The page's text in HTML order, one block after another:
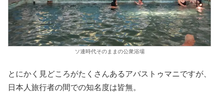
ソ連時代そのままの公衆浴場
とにかく見どころがたくさんあるアバストゥマニですが、
日本人旅行者の間での知名度は皆無。